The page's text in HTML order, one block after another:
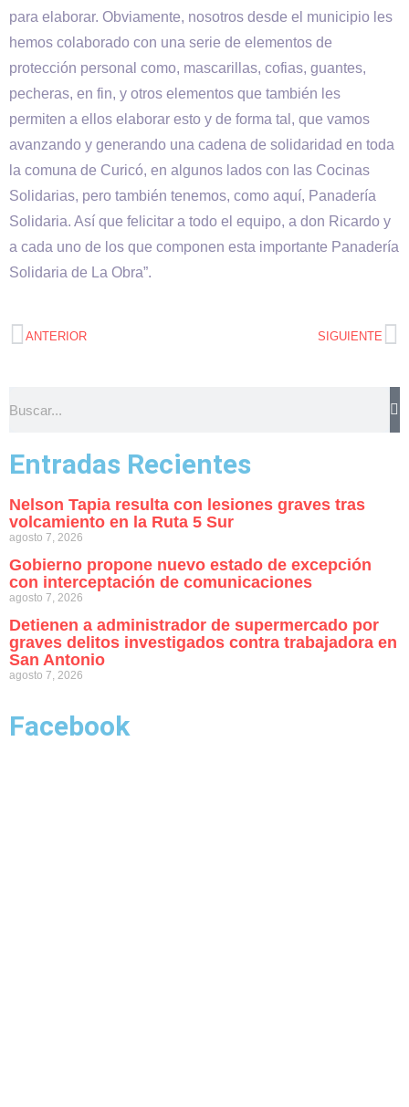
para elaborar. Obviamente, nosotros desde el municipio les
hemos colaborado con una serie de elementos de
protección personal como, mascarillas, cofias, guantes,
pecheras, en fin, y otros elementos que también les
permiten a ellos elaborar esto y de forma tal, que vamos
avanzando y generando una cadena de solidaridad en toda
la comuna de Curicó, en algunos lados con las Cocinas
Solidarias, pero también tenemos, como aquí, Panadería
Solidaria. Así que felicitar a todo el equipo, a don Ricardo y
a cada uno de los que componen esta importante Panadería
Solidaria de La Obra”.
ANTERIOR SIGUIENTE
Entradas Recientes
Nelson Tapia resulta con lesiones graves tras
volcamiento en la Ruta 5 Sur
agosto 7, 2026
Gobierno propone nuevo estado de excepción
con interceptación de comunicaciones
agosto 7, 2026
Detienen a administrador de supermercado por
graves delitos investigados contra trabajadora en
San Antonio
agosto 7, 2026
Facebook